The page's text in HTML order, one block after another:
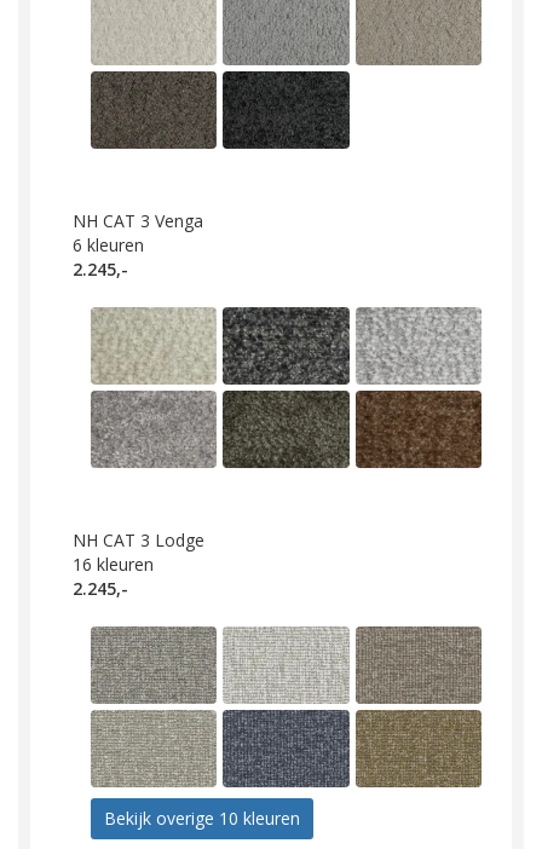
NH CAT 3 Venga
6 kleuren
2.245,-
NH CAT 3 Lodge
16 kleuren
2.245,-
Bekijk overige 10 kleuren